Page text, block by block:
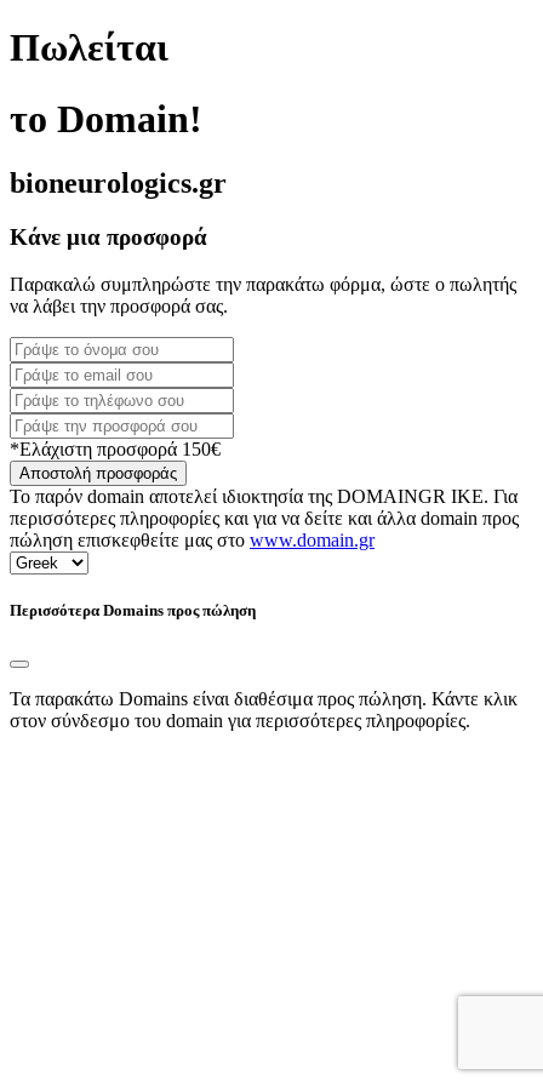
Πωλείται
το Domain!
bioneurologics.gr
Κάνε μια προσφορά
Παρακαλώ συμπληρώστε την παρακάτω φόρμα, ώστε ο πωλητής
να λάβει την προσφορά σας.
*Ελάχιστη προσφορά 150€
Αποστολή προσφοράς
Το παρόν domain αποτελεί ιδιοκτησία της DOMAINGR ΙΚΕ. Για
περισσότερες πληροφορίες και για να δείτε και άλλα domain προς
πώληση επισκεφθείτε μας στο www.domain.gr
Περισσότερα Domains προς πώληση
Τα παρακάτω Domains είναι διαθέσιμα προς πώληση. Κάντε κλικ
στον σύνδεσμο του domain για περισσότερες πληροφορίες.